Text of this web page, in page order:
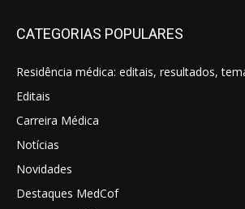
CATEGORIAS POPULARES
Residência médica: editais, resultados,
Editais
Carreira Médica
Notícias
Novidades
Destaques MedCof